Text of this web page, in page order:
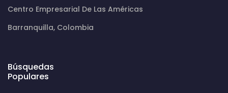
Centro Empresarial De Las Américas
Barranquilla, Colombia
Búsquedas
Populares